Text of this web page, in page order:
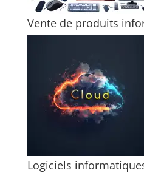
Vente de produits
Logiciels